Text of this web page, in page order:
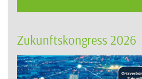
Zukunftskongress 2026